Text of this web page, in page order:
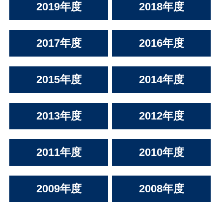
2019年度 2018年度
2017年度 2016年度
2015年度 2014年度
2013年度 2012年度
2011年度 2010年度
2009年度 2008年度